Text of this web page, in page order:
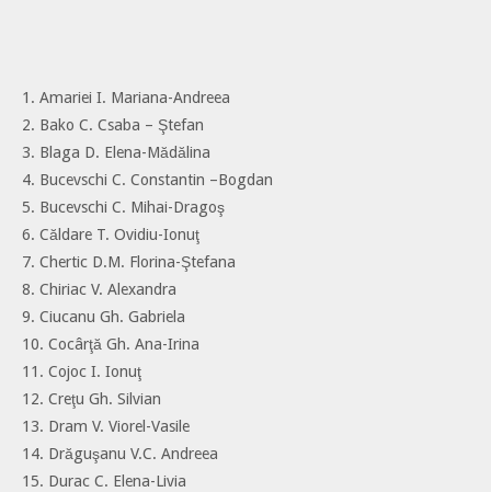
1. Amariei I. Mariana-Andreea
2. Bako C. Csaba – Ştefan
3. Blaga D. Elena-Mădălina
4. Bucevschi C. Constantin –Bogdan
5. Bucevschi C. Mihai-Dragoş
6. Căldare T. Ovidiu-Ionuţ
7. Chertic D.M. Florina-Ştefana
8. Chiriac V. Alexandra
9. Ciucanu Gh. Gabriela
10. Cocârţă Gh. Ana-Irina
11. Cojoc I. Ionuţ
12. Creţu Gh. Silvian
13. Dram V. Viorel-Vasile
14. Drăguşanu V.C. Andreea
15. Durac C. Elena-Livia